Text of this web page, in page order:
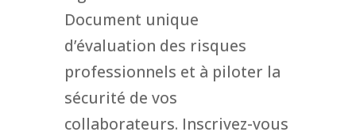
Document unique
d’évaluation des risques
professionnels et à piloter la
sécurité de vos
collaborateurs. Inscrivez-vous